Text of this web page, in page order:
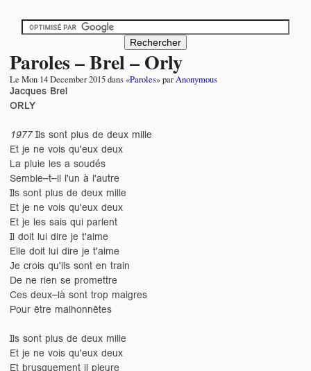
Paroles – Brel – Orly
Le Mon 14 December 2015dans «Paroles» parAnonymous
Jacques Brel
ORLY
1977Ils sont plus de deux mille
Et je ne vois qu'eux deux
La pluie les a soudés
Semble–t–il l'un à l'autre
Ils sont plus de deux mille
Et je ne vois qu'eux deux
Et je les sais qui parlent
Il doit lui dire je t'aime
Elle doit lui dire je t'aime
Je crois qu'ils sont en train
De ne rien se promettre
Ces deux–là sont trop maigres
Pour être malhonnêtes
Ils sont plus de deux mille
Et je ne vois qu'eux deux
Et brusquement il pleure